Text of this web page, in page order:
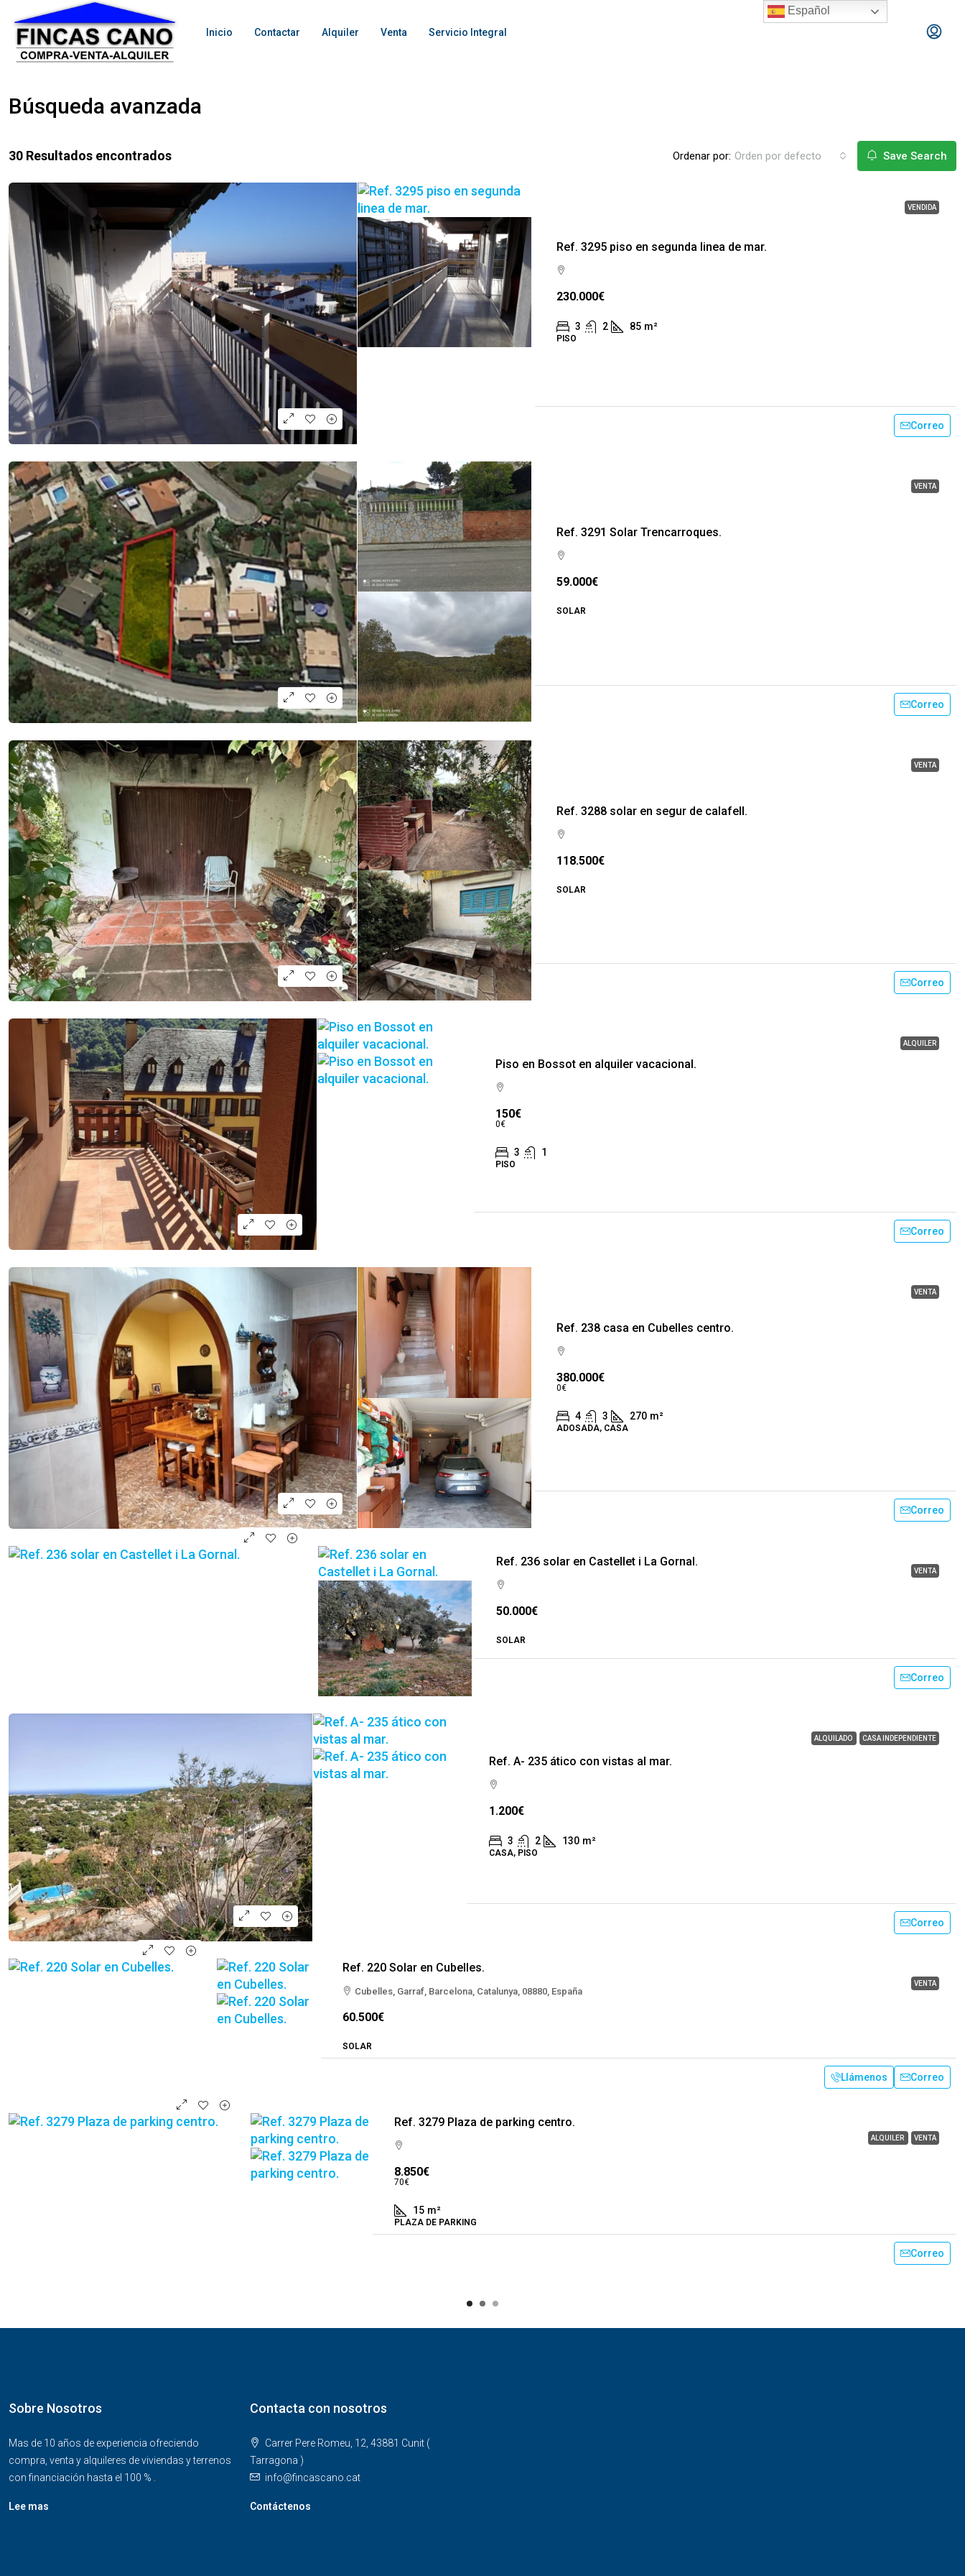
Inicio Contactar Alquiler Venta Servicio Integral
Búsqueda avanzada
30 Resultados encontrados Ordenar por: Orden por defecto Save Search
VENDIDA
Ref. 3295 piso en segunda linea de mar.
230.000€
3 2 85 m²
PISO
Correo
VENTA
Ref. 3291 Solar Trencarroques.
59.000€
SOLAR
Correo
VENTA
Ref. 3288 solar en segur de calafell.
118.500€
SOLAR
Correo
ALQUILER
Piso en Bossot en alquiler vacacional.
150€
0€
3 1
PISO
Correo
VENTA
Ref. 238 casa en Cubelles centro.
380.000€
0€
4 3 270 m²
ADOSADA, CASA
Correo
VENTA
Ref. 236 solar en Castellet i La Gornal.
50.000€
SOLAR
Correo
ALQUILADO CASA INDEPENDIENTE
Ref. A- 235 ático con vistas al mar.
1.200€
3 2 130 m²
CASA, PISO
Correo
VENTA
Ref. 220 Solar en Cubelles.
Cubelles, Garraf, Barcelona, Catalunya, 08880, España
60.500€
SOLAR
Llámenos Correo
ALQUILER VENTA
Ref. 3279 Plaza de parking centro.
8.850€
70€
15 m²
PLAZA DE PARKING
Correo
Sobre Nosotros
Mas de 10 años de experiencia ofreciendo
compra, venta y alquileres de viviendas y terrenos
con financiación hasta el 100 % .
Lee mas
Contacta con nosotros
Carrer Pere Romeu, 12, 43881 Cunit (
Tarragona )
info@fincascano.cat
Contáctenos
Español